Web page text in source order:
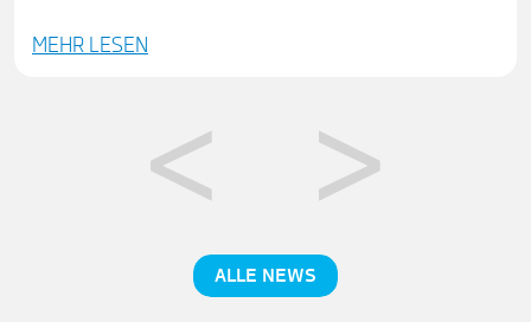
MEHR LESEN
ALLE NEWS